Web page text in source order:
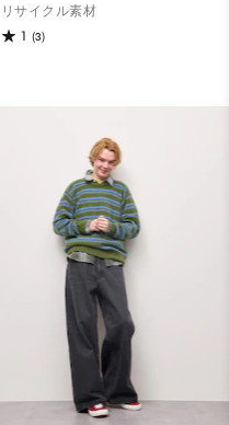
リサイクル素材
1 (3)